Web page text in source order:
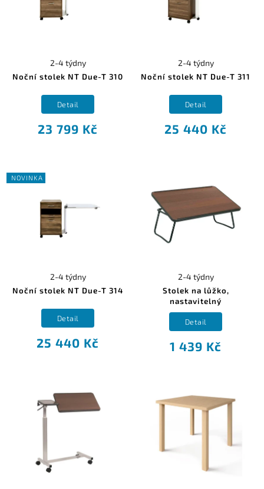
Noční stolek NT Due-T 310
2-4 týdny
23 799 Kč
Detail
Noční stolek NT Due-T 311
2-4 týdny
25 440 Kč
Detail
NOVINKA
Noční stolek NT Due-T 314
2-4 týdny
25 440 Kč
Detail
Stolek na lůžko,
nastavitelný
2-4 týdny
1 439 Kč
Detail